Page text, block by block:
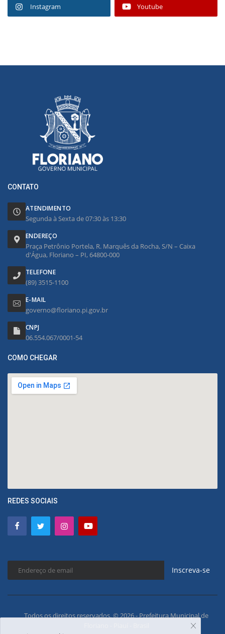
Instagram Youtube
CONTATO
ATENDIMENTO
Segunda à Sexta de 07:30 às 13:30
ENDEREÇO
Praça Petrônio Portela, R. Marquês da Rocha, S/N – Caixa
d'Água, Floriano – PI, 64800-000
TELEFONE
(89) 3515-1100
E-MAIL
governo@floriano.pi.gov.br
CNPJ
06.554.067/0001-54
COMO CHEGAR
REDES SOCIAIS
Inscreva-se
Todos os direitos reservados. © 2026 - Prefeitura Municipal de